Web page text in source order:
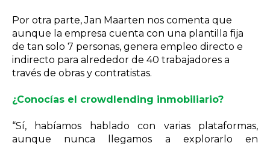
Por otra parte, Jan Maarten nos comenta que
aunque la empresa cuenta con una plantilla fija
de tan solo 7 personas, genera empleo directo e
indirecto para alrededor de 40 trabajadores a
través de obras y contratistas.
¿Conocías el crowdlending inmobiliario?
“Sí, habíamos hablado con varias plataformas,
aunque nunca llegamos a explorarlo en